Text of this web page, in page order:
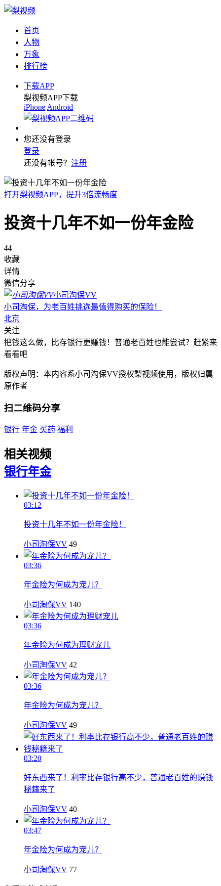
首页
人物
万象
排行榜
下载APP
梨视频APP下载
iPhone Android
您还没有登录
登录
还没有帐号？ 注册
打开梨视频APP，提升3倍流畅度
投资十几年不如一份年金险
44
收藏
详情
微信分享
小司淘保VV
小司淘保，为老百姓挑选最值得购买的保险！
北京
关注
把钱这么做，比存银行更赚钱！普通老百姓也能尝试？赶紧来
看看吧
版权声明：本内容系小司淘保VV授权梨视频使用，版权归属
原作者
扫二维码分享
银行 年金 买药 福利
相关视频
银行年金
03:12
投资十几年不如一份年金险！
小司淘保VV 49
03:36
年金险为何成为宠儿？
小司淘保VV 140
03:36
年金险为何成为理财宠儿
小司淘保VV 42
03:36
年金险为何成为宠儿？
小司淘保VV 49
03:20
好东西来了！利率比存银行高不少，普通老百姓的赚钱
秘籍来了
小司淘保VV 40
03:47
年金险为何成为宠儿？
小司淘保VV 77